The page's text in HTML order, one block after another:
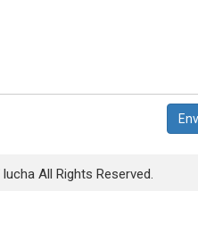
All Rights Reserved.